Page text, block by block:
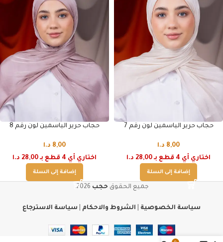
حجاب حرير الياسمين لون رقم 7
8,00 د.ا
اختاري أي 4 قطع بـ 28,00 د.ا
إضافة إلى السلة
حجاب حرير الياسمين لون رقم 8
8,00 د.ا
اختاري أي 4 قطع بـ 28,00 د.ا
إضافة إلى السلة
جميع الحقوق حجب
سياسة الخصوصية الشروط والاحكام سياسة الاسترجاع